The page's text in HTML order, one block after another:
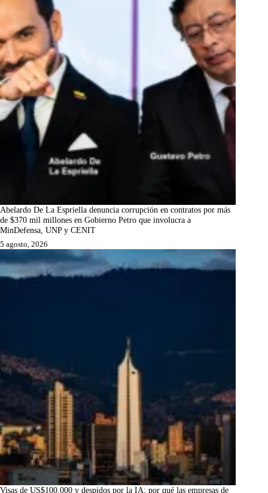
Abelardo De La Espriella denuncia corrupción en contratos por más
de $370 mil millones en Gobierno Petro que involucra a
MinDefensa, UNP y CENIT
5 agosto, 2026
Visas de US$100.000 y despidos por la IA: por qué las empresas de